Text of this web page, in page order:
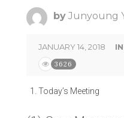
by Junyoung
JANUARY 14, 2018 IN
3626
Today’s Meeting